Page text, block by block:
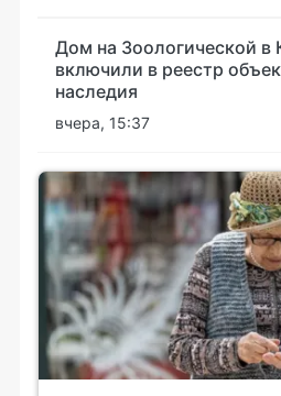
Дом на Зоологической в
включили в реестр
наследия
вчера, 15:37